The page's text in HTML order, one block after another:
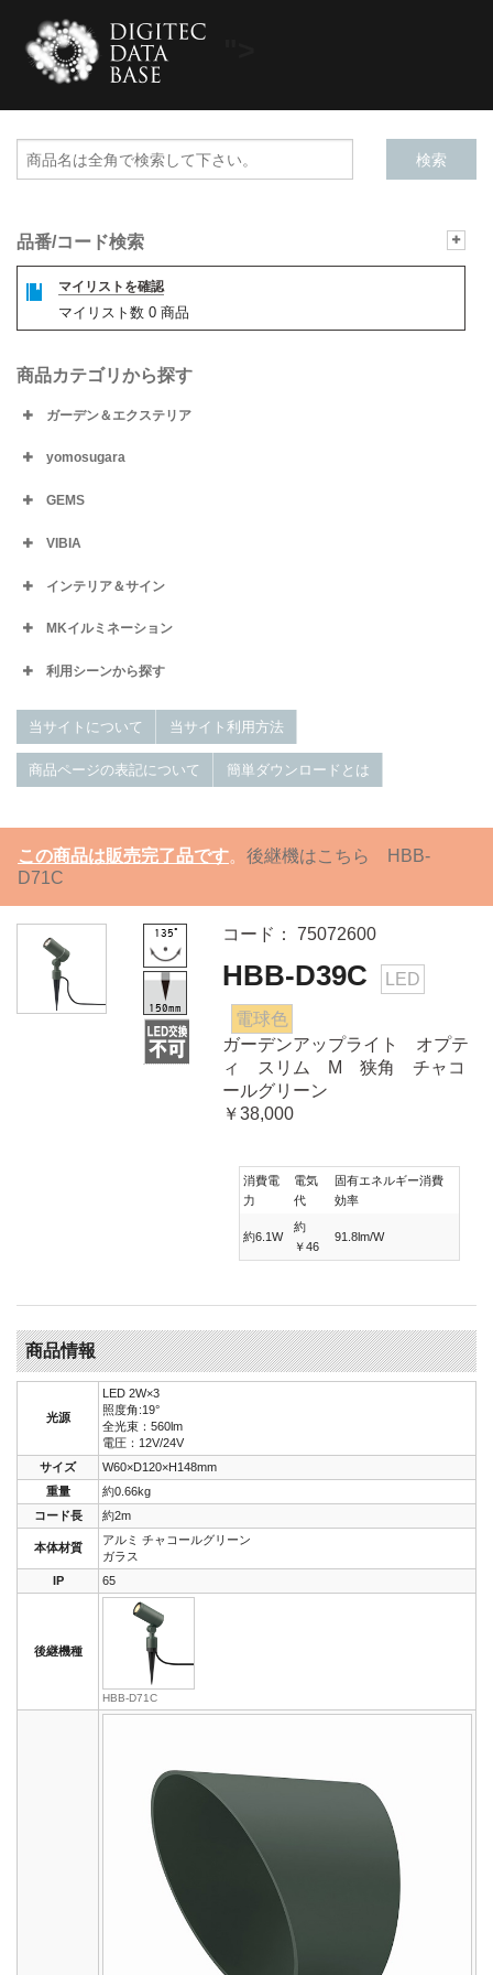
品番/コード検索
マイリストを確認
マイリスト数 0 商品
商品カテゴリから探す
ガーデン＆エクステリア
yomosugara
GEMS
VIBIA
インテリア＆サイン
MKイルミネーション
利用シーンから探す
当サイトについて 当サイト利用方法
商品ページの表記について 簡単ダウンロードとは
この商品は販売完了品です。 後継機はこちら HBB-
D71C
コード： 75072600
HBB-D39C LED
電球色
ガーデンアップライト オプテ
ィ スリム M 狭角 チャコ
ールグリーン
￥38,000
消費電
力
電気
代
固有エネルギー消費
効率
約6.1W
約
￥46
91.8lm/W
商品情報
光源
LED 2W×3
照度角:19°
全光束：560lm
電圧：12V/24V
サイズ
W60×D120×H148mm
重量
約0.66kg
コード長
約2m
本体材質
アルミ チャコールグリーン
ガラス
IP
65
後継機種
HBB-D71C